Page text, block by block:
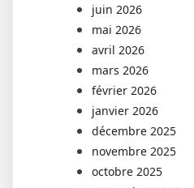
juin 2026
mai 2026
avril 2026
mars 2026
février 2026
janvier 2026
décembre 2025
novembre 2025
octobre 2025